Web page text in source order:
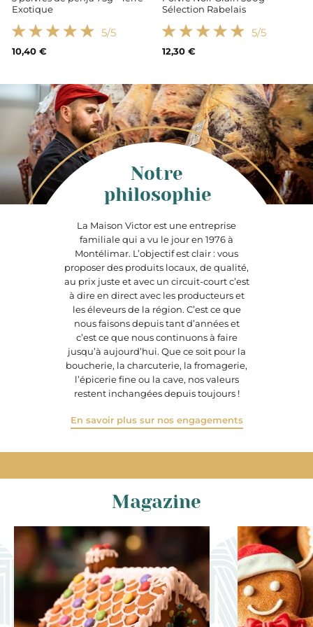
Exotique
5/5
10,40 €
Sélection Rabelais
5/5
12,30 €
La Maison Victor est une entreprise
familiale qui a vu le jour en 1976 à
Montélimar. L’objectif est clair : vous
proposer des produits locaux, de qualité,
au prix juste et avec un circuit-court c’est
à dire en direct avec les producteurs et
les éleveurs de la région. C’est ce que
nous faisons depuis tant d’années et
c’est ce que nous continuons à faire
jusqu’à aujourd’hui. Que ce soit pour la
boucherie, la charcuterie, la fromagerie,
l’épicerie fine ou la cave, nos valeurs
restent inchangées depuis toujours !
En savoir plus sur nos engagements
Notre
philosophie
Magazine